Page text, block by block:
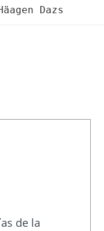
Dazs
de la